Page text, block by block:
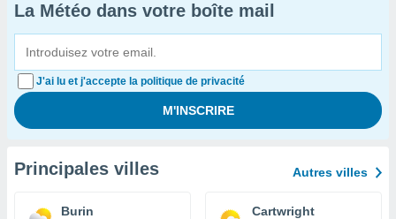
La Météo dans votre boîte mail
J'ai lu et j'accepte la politique de privacité
Principales villes Autres villes
Burin Cartwright